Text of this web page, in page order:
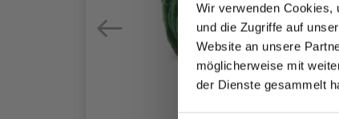
Wir verwenden Cookies,
und die Zugriffe auf
Website an unsere
möglicherweise mit
der Dienste gesammelt